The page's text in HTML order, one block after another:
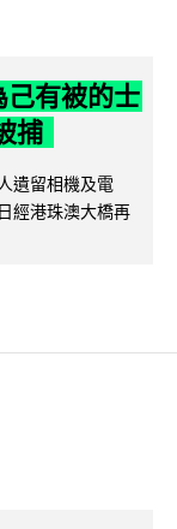
己有被的士
捕
遺留相機及電
經港珠澳大橋再